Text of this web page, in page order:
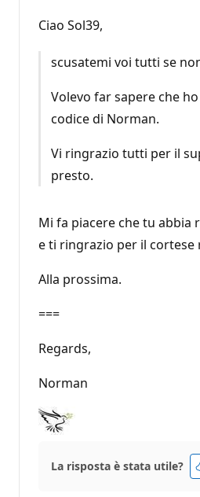
Ciao Sol39,
scusatemi voi tutti se
Volevo far sapere che
codice di Norman.
Vi ringrazio tutti per il
presto.
Mi fa piacere che tu abbia
e ti ringrazio per il cortese
Alla prossima.
===
Regards,
Norman
La risposta è stata utile?